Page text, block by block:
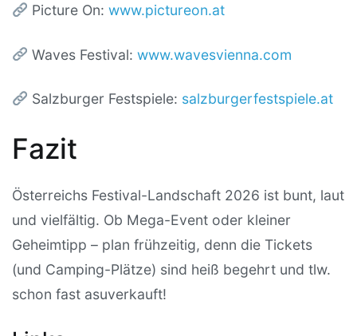
Picture On:www.pictureon.at
Waves Festival:www.wavesvienna.com
Salzburger Festspiele: salzburgerfestspiele.at
Fazit
Österreichs Festival-Landschaft 2026 ist bunt, laut
und vielfältig. Ob Mega-Event oder kleiner
Geheimtipp – plan frühzeitig, denn die Tickets
(und Camping-Plätze) sind heiß begehrt und tlw.
schon fast asuverkauft!